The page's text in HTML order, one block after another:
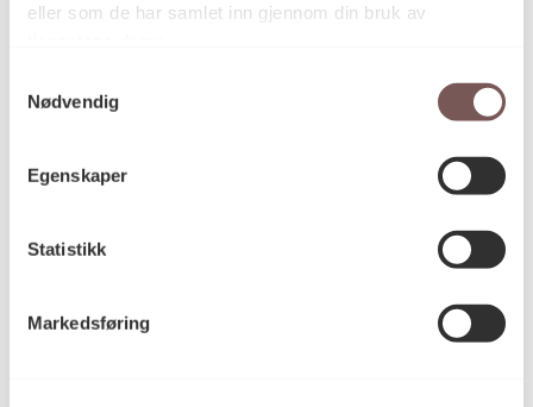
eller som de har samlet inn gjennom din bruk av
Nødvendig
Egenskaper
Statistikk
Markedsføring
Kunstner Lars Ø. Ramberg
Teknikk og
materiale
Digital spleiset ditone farge print på